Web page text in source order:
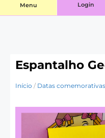
Menu Login
Espantalho
Início / Datas comemorativas